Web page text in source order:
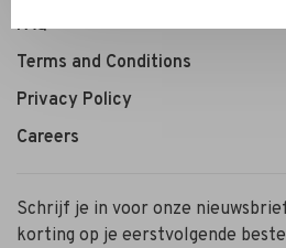
FAQ
Terms and Conditions
Privacy Policy
Careers
Schrijf je in voor onze
korting op je eerstvolgende